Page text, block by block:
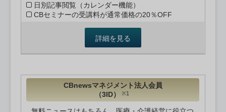
日別記事閲覧（カレンダー機能）
CBセミナーの受講料が通常価格の20％OFF
詳細を見る
CBnewsマネジメント法人会員
（3ID）
※1